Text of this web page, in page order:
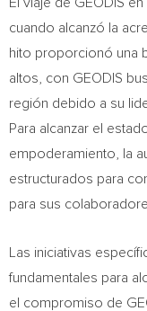
cuando alcanzó la
hito proporcionó una
altos, con GEODIS
región debido a su
Para alcanzar el
empoderamiento, la
estructurados para
para sus
Las iniciativas
fundamentales para
el compromiso de